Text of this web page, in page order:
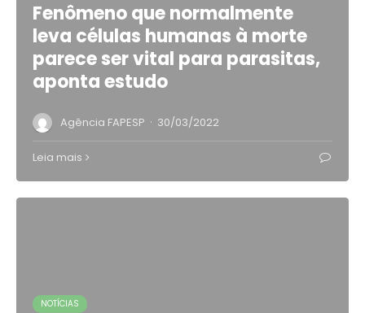
Fenômeno que normalmente
leva células humanas à morte
parece ser vital para parasitas,
aponta estudo
Agência FAPESP · 30/03/2022
Leia mais
NOTÍCIAS